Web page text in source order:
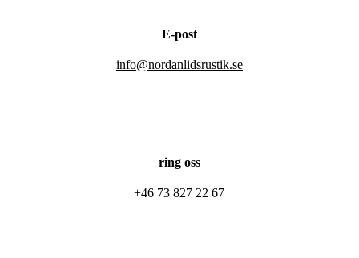
E-post
info@nordanlidsrustik.se
ring oss
+46 73 827 22 67